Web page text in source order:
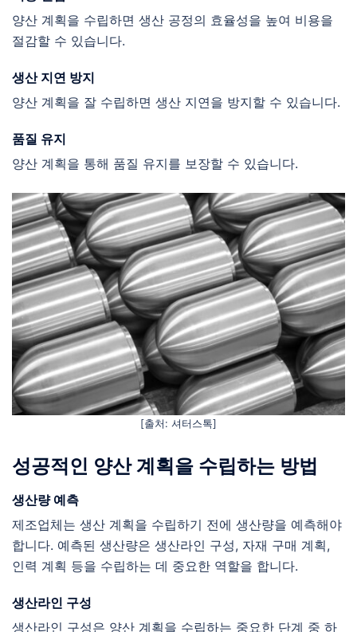
양산 계획을 수립하면 생산 공정의 효율성을 높여 비용을
절감할 수 있습니다.
생산 지연 방지
양산 계획을 잘 수립하면 생산 지연을 방지할 수 있습니다.
품질 유지
양산 계획을 통해 품질 유지를 보장할 수 있습니다.
[출처: 셔터스톡]
성공적인 양산 계획을 수립하는 방법
생산량 예측
제조업체는 생산 계획을 수립하기 전에 생산량을 예측해야
합니다. 예측된 생산량은 생산라인 구성, 자재 구매 계획,
인력 계획 등을 수립하는 데 중요한 역할을 합니다.
생산라인 구성
생산라인 구성은 양산 계획을 수립하는 중요한 단계 중 하